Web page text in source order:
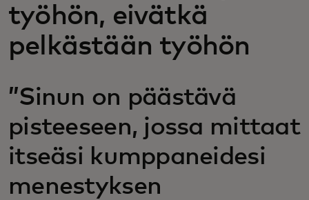
työhön, eivätkä
pelkästään työhön
”Sinun on päästävä
pisteeseen, jossa mittaat
itseäsi kumppaneidesi
menestyksen